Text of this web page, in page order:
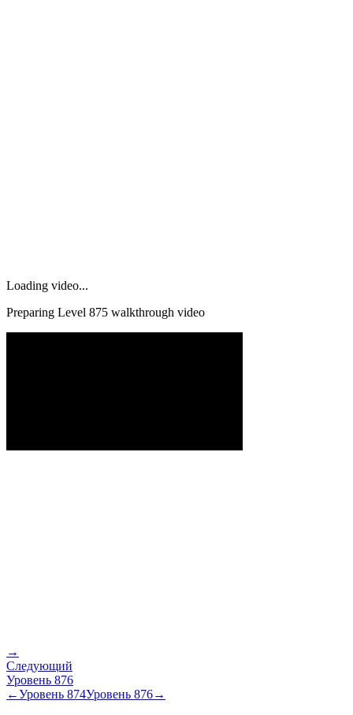
Loading video...
Preparing Level 875 walkthrough video
→
Следующий
Уровень 876
←Уровень 874Уровень 876→